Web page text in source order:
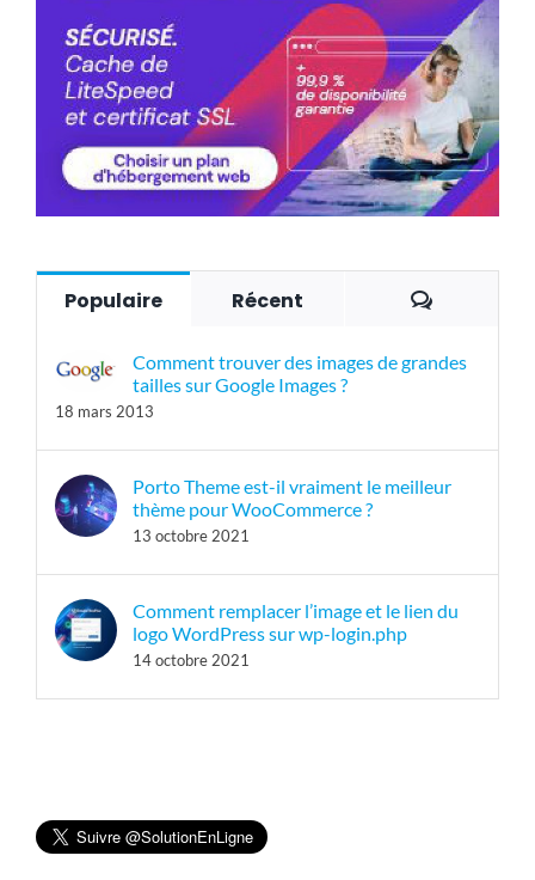
Populaire Récent
Comment trouver des images de grandes
tailles sur Google Images ?
18 mars 2013
Porto Theme est-il vraiment le meilleur
thème pour WooCommerce ?
13 octobre 2021
Comment remplacer l’image et le lien du
logo WordPress sur wp-login.php
14 octobre 2021